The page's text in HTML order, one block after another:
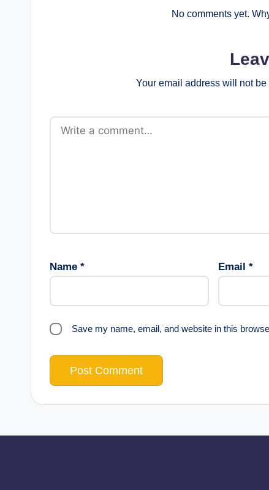
No comments yet.
Your email address will not
Name * Email *
Save my name, email, and website in this